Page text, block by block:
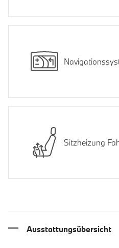
Sitzheizung
Ausstattungsübersicht